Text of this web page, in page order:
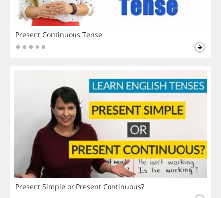
Present Continuous Tense
Present Simple or Present Continuous?